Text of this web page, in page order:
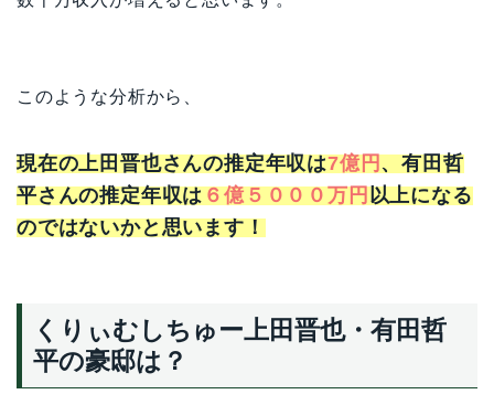
このような分析から、
現在の上田晋也さんの推定年収は7億円 、有田哲
平さんの推定年収は ６億５０００万円 以上になる
のではないかと思います！
くりぃむしちゅー上田晋也・有田哲
平の豪邸は？